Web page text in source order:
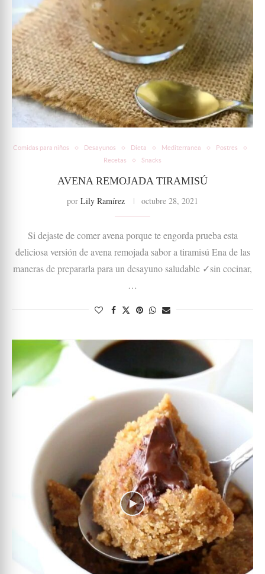
Comidas para niños Desayunos Dieta Mediterranea
Postres
Recetas
Snacks
AVENA REMOJADA TIRAMISÚ
por Lily Ramírez octubre 28, 2021
Si dejaste de comer avena porque te engorda prueba esta
deliciosa versión de avena remojada sabor a tiramisú Ena de las
maneras de prepararla para un desayuno saludable ✓sin cocinar,
…